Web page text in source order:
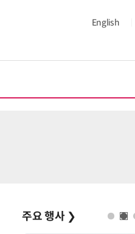
English
주요 행사 ❯